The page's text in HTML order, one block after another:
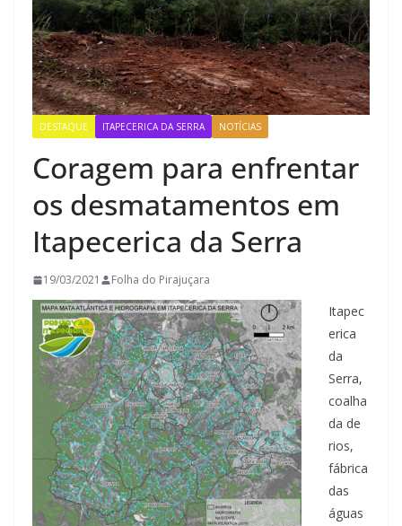
DESTAQUE ITAPECERICA DA SERRA NOTÍCIAS
Coragem para enfrentar
os desmatamentos em
Itapecerica da Serra
19/03/2021 Folha do Pirajuçara
Itapec
erica
da
Serra,
coalha
da de
rios,
fábrica
das
águas